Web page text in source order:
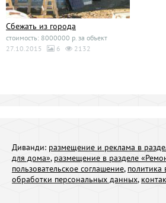
Сбежать из города
стоимость: 8000000 р. за объект
27.10.2015
6 2132
Диванди: размещение и реклама в
для дома», размещение в разделе
пользовательское соглашение, политика
обработки персональных данных,